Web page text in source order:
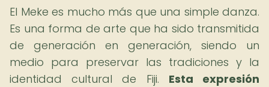
El Meke es mucho más que una simple danza.
Es una forma de arte que ha sido transmitida
de generación en generación, siendo un
medio para preservar las tradiciones y la
identidad cultural de Fiji. Esta expresión